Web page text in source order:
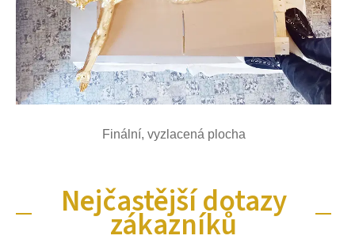
Finální, vyzlacená plocha
Nejčastější dotazy
zákazníků